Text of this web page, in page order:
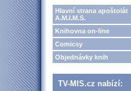
Hlavní strana apoštolát
A.M.I.M.S.
Knihovna on-line
Comicsy
Objednávky knih
TV-MIS.cz nabízí: